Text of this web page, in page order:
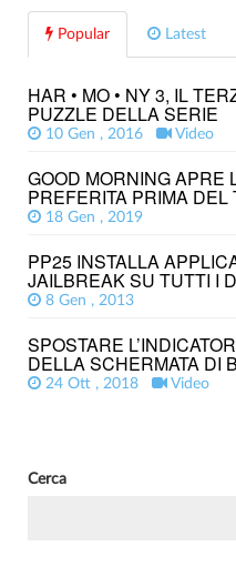
Popular Latest
HAR • MO • NY 3, IL
PUZZLE DELLA SERIE
10 Gen , 2016 Video
GOOD MORNING APRE
PREFERITA PRIMA DEL
18 Gen , 2019
PP25 INSTALLA
JAILBREAK SU TUTTI I
8 Gen , 2013
SPOSTARE
DELLA SCHERMATA DI
24 Ott , 2018 Video
Cerca